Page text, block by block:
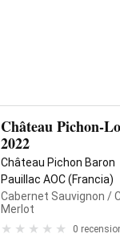
Château Pichon-
2022
Château Pichon Baron
Pauillac AOC (Francia)
Cabernet Sauvignon /
Merlot
0